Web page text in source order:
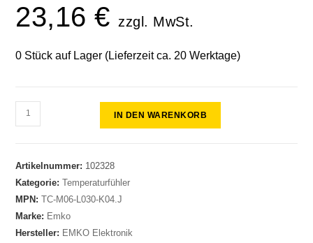
23,16€ zzgl. MwSt.
0 Stück auf Lager (Lieferzeit ca. 20 Werktage)
IN DEN WARENKORB
Artikelnummer: 102328
Kategorie:Temperaturfühler
MPN:TC-M06-L030-K04.J
Marke: Emko
Hersteller: EMKO Elektronik